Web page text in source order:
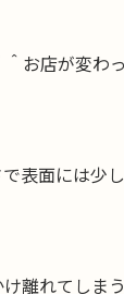
お店が変わ
表面には少し
離れてしま